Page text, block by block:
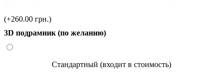
(+260.00 грн.)
3D подрамник (по желанию)
Стандартный (входит в стоимость)